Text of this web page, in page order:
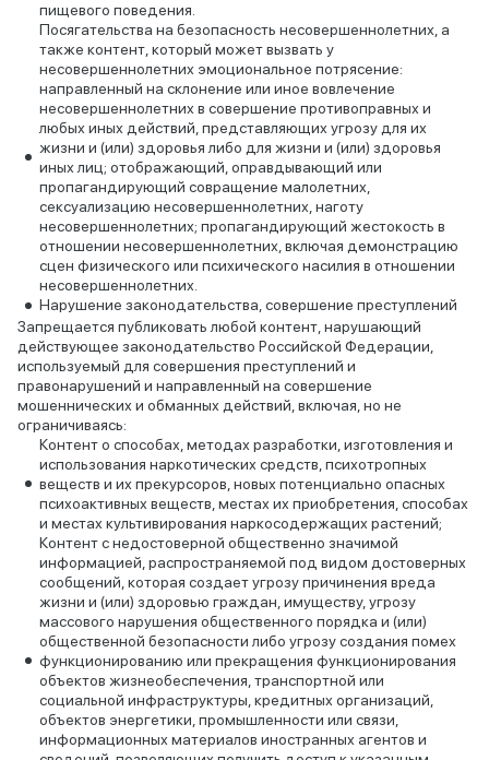
пищевого поведения.
Посягательства на безопасность несовершеннолетних, а
также контент, который может вызвать у
несовершеннолетних эмоциональное потрясение:
направленный на склонение или иное вовлечение
несовершеннолетних в совершение противоправных и
любых иных действий, представляющих угрозу для их
жизни и (или) здоровья либо для жизни и (или) здоровья
иных лиц; отображающий, оправдывающий или
пропагандирующий совращение малолетних,
сексуализацию несовершеннолетних, наготу
несовершеннолетних; пропагандирующий жестокость в
отношении несовершеннолетних, включая демонстрацию
сцен физического или психического насилия в отношении
несовершеннолетних.
Нарушение законодательства, совершение преступлений
Запрещается публиковать любой контент, нарушающий
действующее законодательство Российской Федерации,
используемый для совершения преступлений и
правонарушений и направленный на совершение
мошеннических и обманных действий, включая, но не
ограничиваясь:
Контент о способах, методах разработки, изготовления и
использования наркотических средств, психотропных
веществ и их прекурсоров, новых потенциально опасных
психоактивных веществ, местах их приобретения, способах
и местах культивирования наркосодержащих растений;
Контент с недостоверной общественно значимой
информацией, распространяемой под видом достоверных
сообщений, которая создает угрозу причинения вреда
жизни и (или) здоровью граждан, имуществу, угрозу
массового нарушения общественного порядка и (или)
общественной безопасности либо угрозу создания помех
функционированию или прекращения функционирования
объектов жизнеобеспечения, транспортной или
социальной инфраструктуры, кредитных организаций,
объектов энергетики, промышленности или связи,
информационных материалов иностранных агентов и